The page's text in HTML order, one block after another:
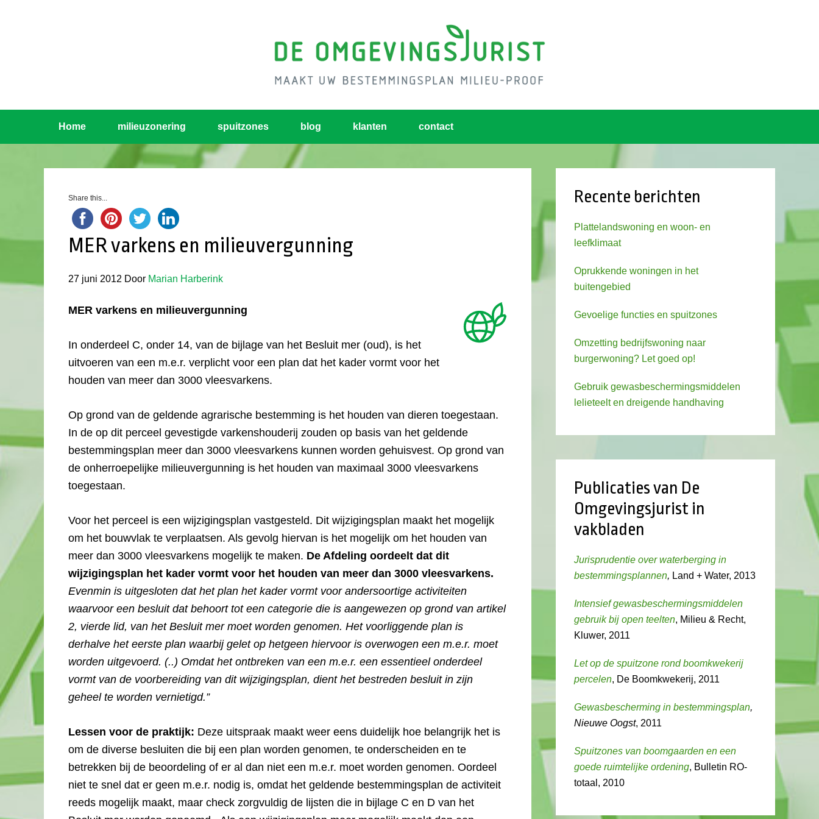
Home milieuzonering spuitzones blog klanten contact
Share this...
MER varkens en milieuvergunning
27 juni 2012 Door Marian Harberink
MER varkens en milieuvergunning
In onderdeel C, onder 14, van de bijlage van het Besluit mer (oud), is het
uitvoeren van een m.e.r. verplicht voor een plan dat het kader vormt voor het
houden van meer dan 3000 vleesvarkens.
Op grond van de geldende agrarische bestemming is het houden van dieren toegestaan.
In de op dit perceel gevestigde varkenshouderij zouden op basis van het geldende
bestemmingsplan meer dan 3000 vleesvarkens kunnen worden gehuisvest. Op grond van
de onherroepelijke milieuvergunning is het houden van maximaal 3000 vleesvarkens
toegestaan.
Voor het perceel is een wijzigingsplan vastgesteld. Dit wijzigingsplan maakt het mogelijk
om het bouwvlak te verplaatsen. Als gevolg hiervan is het mogelijk om het houden van
meer dan 3000 vleesvarkens mogelijk te maken. De Afdeling oordeelt dat dit
wijzigingsplan het kader vormt voor het houden van meer dan 3000 vleesvarkens.
Evenmin is uitgesloten dat het plan het kader vormt voor andersoortige activiteiten
waarvoor een besluit dat behoort tot een categorie die is aangewezen op grond van artikel
2, vierde lid, van het Besluit mer moet worden genomen. Het voorliggende plan is
derhalve het eerste plan waarbij gelet op hetgeen hiervoor is overwogen een m.e.r. moet
worden uitgevoerd. (..) Omdat het ontbreken van een m.e.r. een essentieel onderdeel
vormt van de voorbereiding van dit wijzigingsplan, dient het bestreden besluit in zijn
geheel te worden vernietigd.”
Lessen voor de praktijk: Deze uitspraak maakt weer eens duidelijk hoe belangrijk het is
om de diverse besluiten die bij een plan worden genomen, te onderscheiden en te
betrekken bij de beoordeling of er al dan niet een m.e.r. moet worden genomen. Oordeel
niet te snel dat er geen m.e.r. nodig is, omdat het geldende bestemmingsplan de activiteit
reeds mogelijk maakt, maar check zorgvuldig de lijsten die in bijlage C en D van het
Recente berichten
Plattelandswoning en woon- en
leefklimaat
Oprukkende woningen in het
buitengebied
Gevoelige functies en spuitzones
Omzetting bedrijfswoning naar
burgerwoning? Let goed op!
Gebruik gewasbeschermingsmiddelen
lelieteelt en dreigende handhaving
Publicaties van De
Omgevingsjurist in
vakbladen
Jurisprudentie over waterberging in
bestemmingsplannen, Land + Water, 2013
Intensief gewasbeschermingsmiddelen
gebruik bij open teelten, Milieu & Recht,
Kluwer, 2011
Let op de spuitzone rond boomkwekerij
percelen, De Boomkwekerij, 2011
Gewasbescherming in bestemmingsplan,
Nieuwe Oogst, 2011
Spuitzones van boomgaarden en een
goede ruimtelijke ordening, Bulletin RO-
totaal, 2010